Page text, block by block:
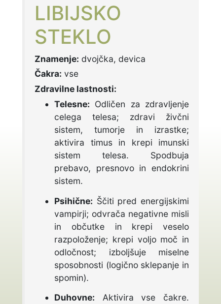
LIBIJSKO
STEKLO
Znamenje: dvojčka, devica
Čakra: vse
Zdravilne lastnosti:
Telesne: Odličen za zdravljenje
celega telesa; zdravi živčni
sistem, tumorje in izrastke;
aktivira timus in krepi imunski
sistem telesa. Spodbuja
prebavo, presnovo in endokrini
sistem.
Psihične: Ščiti pred energijskimi
vampirji; odvrača negativne misli
in občutke in krepi veselo
razpoloženje; krepi voljo moč in
odločnost; izboljšuje miselne
sposobnosti (logično sklepanje in
spomin).
Duhovne: Aktivira vse čakre.